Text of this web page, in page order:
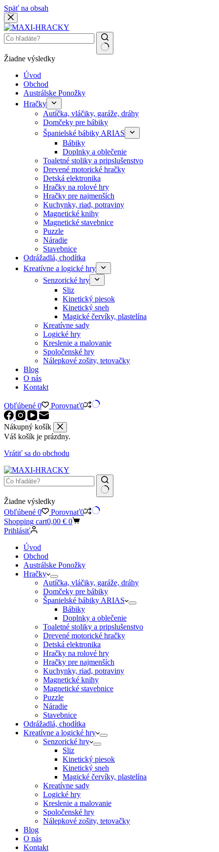
Späť na obsah
Žiadne výsledky
Úvod
Obchod
Austrálske Ponožky
Hračky
Autíčka, vláčiky, garáže, dráhy
Domčeky pre bábiky
Španielské bábiky ARIAS
Bábiky
Doplnky a oblečenie
Toaletné stoliky a pripslušenstvo
Drevené motorické hračky
Detská elektronika
Hračky na rolové hry
Hračky pre najmenších
Kuchynky, riad, potraviny
Magnetické knihy
Magnetické stavebnice
Puzzle
Náradie
Stavebnice
Odrážadlá, chodítka
Kreatívne a logické hry
Senzorické hry
Sliz
Kinetický piesok
Kinetický sneh
Magické červíky, plastelína
Kreatívne sady
Logické hry
Kreslenie a malovanie
Spoločenské hry
Nálepkové zošity, tetovačky
Blog
O nás
Kontakt
Obľúbené 0 Porovnať0
Nákupný košík
Váš košík je prázdny.
Vrátiť sa do obchodu
Žiadne výsledky
Obľúbené 0 Porovnať0
Shopping cart0,00 € 0
Prihlásiť
Úvod
Obchod
Austrálske Ponožky
Hračky
Autíčka, vláčiky, garáže, dráhy
Domčeky pre bábiky
Španielské bábiky ARIAS
Bábiky
Doplnky a oblečenie
Toaletné stoliky a pripslušenstvo
Drevené motorické hračky
Detská elektronika
Hračky na rolové hry
Hračky pre najmenších
Kuchynky, riad, potraviny
Magnetické knihy
Magnetické stavebnice
Puzzle
Náradie
Stavebnice
Odrážadlá, chodítka
Kreatívne a logické hry
Senzorické hry
Sliz
Kinetický piesok
Kinetický sneh
Magické červíky, plastelína
Kreatívne sady
Logické hry
Kreslenie a malovanie
Spoločenské hry
Nálepkové zošity, tetovačky
Blog
O nás
Kontakt